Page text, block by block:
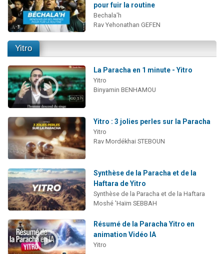
pour fuir la routine
Bechala'h
Rav Yehonathan GEFEN
Yitro
La Paracha en 1 minute - Yitro
Yitro
Binyamin BENHAMOU
Yitro : 3 jolies perles sur la Paracha
Yitro
Rav Mordékhai STEBOUN
Synthèse de la Paracha et de la
Haftara de Yitro
Synthèse de la Paracha et de la Haftara
Moshé 'Haïm SEBBAH
Résumé de la Paracha Yitro en
animation Vidéo IA
Yitro